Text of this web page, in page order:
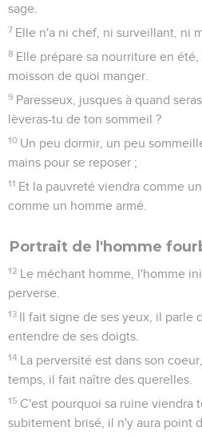
sage.
7 Elle n'a ni chef, ni surveillant, ni
8 Elle prépare sa nourriture en
moisson de quoi manger.
9 Paresseux, jusques à quand
lèveras-tu de ton sommeil ?
10 Un peu dormir, un peu
mains pour se reposer ;
11 Et la pauvreté viendra comme
comme un homme armé.
Portrait de l'homme
12 Le méchant homme, l'homme
perverse.
13 Il fait signe de ses yeux, il parle
entendre de ses doigts.
14 La perversité est dans son
temps, il fait naître des querelles.
15 C'est pourquoi sa ruine viendra
subitement brisé, il n'y aura point